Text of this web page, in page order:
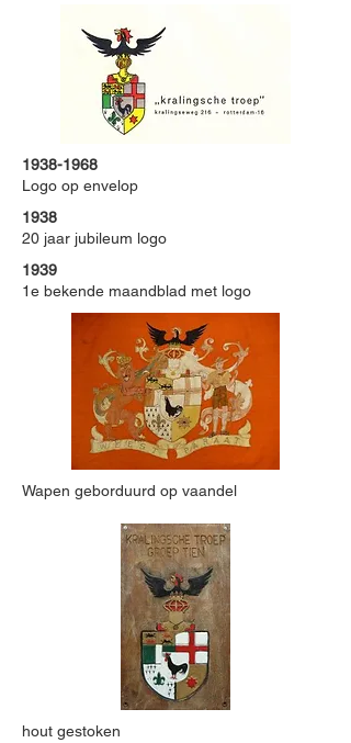
1938-1968
Logo op envelop
1938
20 jaar jubileum logo
1939
1e bekende maandblad met logo
Wapen geborduurd op vaandel
hout gestoken